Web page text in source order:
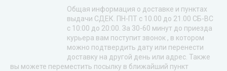
Общая информация о доставке и пунктах
выдачи СДЕК. ПН-ПТ с 10.00 до 21.00 СБ-ВС
с 10:00 до 20:00. За 30-60 минут до приезда
курьера вам поступит звонок , в котором
можно подтвердить дату или перенести
доставку на другой день или адрес. Также
вы можете переместить посылку в ближайший пункт